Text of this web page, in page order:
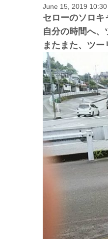
June 15, 2019 10:30
セローのソロキ
自分の時間へ、
またまた、ツ